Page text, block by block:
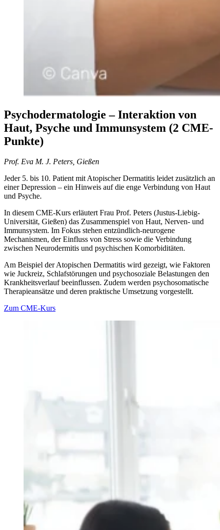
Psychodermatologie – Interaktion von
Haut, Psyche und Immunsystem (2 CME-
Punkte)
Prof. Eva M. J. Peters, Gießen
Jeder 5. bis 10. Patient mit Atopischer Dermatitis leidet zusätzlich an
einer Depression – ein Hinweis auf die enge Verbindung von Haut
und Psyche.
In diesem CME-Kurs erläutert Frau Prof. Peters (Justus-Liebig-
Universität, Gießen) das Zusammenspiel von Haut, Nerven- und
Immunsystem. Im Fokus stehen entzündlich-neurogene
Mechanismen, der Einfluss von Stress sowie die Verbindung
zwischen Neurodermitis und psychischen Komorbiditäten.
Am Beispiel der Atopischen Dermatitis wird gezeigt, wie Faktoren
wie Juckreiz, Schlafstörungen und psychosoziale Belastungen den
Krankheitsverlauf beeinflussen. Zudem werden psychosomatische
Therapieansätze und deren praktische Umsetzung vorgestellt.
Zum CME-Kurs